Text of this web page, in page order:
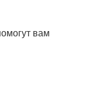
вам